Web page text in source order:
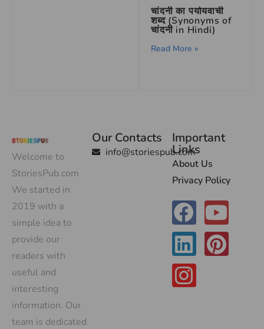
चांदनी का पर्यायवाची
शब्द (Synonyms of
चांदनी in Hindi)
Read More »
Welcome to
StoriesPub.com
We started in
2019 with a
simple idea to
provide our
readers with
useful and
interesting
information. Our
team is dedicated
Our Contacts
info@storiespub.com
Important
Links
About Us
Privacy Policy